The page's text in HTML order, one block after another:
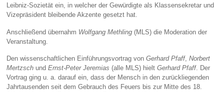
Leibniz-Sozietät ein, in welcher der Gewürdigte als Klassensekretar und
Vizepräsident bleibende Akzente gesetzt hat.
Anschließend übernahm Wolfgang Methling (MLS) die Moderation der
Veranstaltung.
Den wissenschaftlichen Einführungsvortrag vonGerhard Pfaff,Norbert
Mertzsch undErnst-Peter Jeremias(alle MLS) hieltGerhard Pfaff. Der
Vortrag ging u. a. darauf ein, dass der Mensch in den zurückliegenden
Jahrtausenden seit dem Gebrauch des Feuers bis zur Mitte des 18.